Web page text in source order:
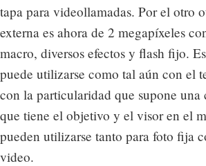
tapa para videollamadas. Por el otro
externa es ahora de 2 megapíxeles
macro, diversos efectos y flash fijo.
puede utilizarse como tal aún con el
con la particularidad que supone una
que tiene el objetivo y el visor en el
pueden utilizarse tanto para foto fija
video.